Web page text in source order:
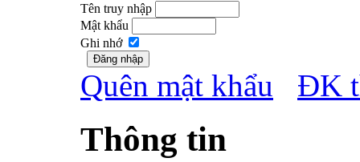
Tên truy nhập
Mật khẩu
Ghi nhớ
Quên mật khẩu ĐK
Thông tin